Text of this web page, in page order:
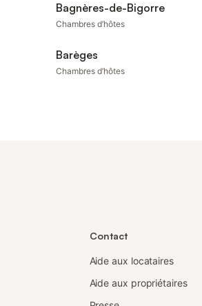
Bagnères-de-Bigorre
Chambres d’hôtes
Barèges
Chambres d’hôtes
Contact
Aide aux locataires
Aide aux propriétaires